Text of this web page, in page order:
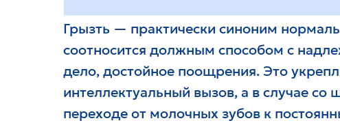
Грызть — практически синоним
соотносится должным способом с
дело, достойное поощрения. Это
интеллектуальный вызов, а в случае со
переходе от молочных зубов к